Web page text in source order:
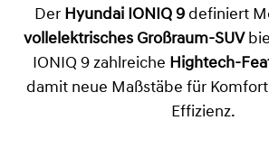
Der Hyundai IONIQ 9definiert
vollelektrisches Großraum-SUV
IONIQ 9 zahlreiche Hightech-
damit neue Maßstäbe für
Effizienz.